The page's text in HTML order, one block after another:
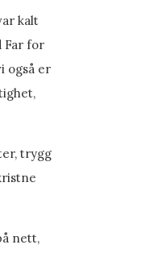
kalt
Far for
også er
trygg
nett,